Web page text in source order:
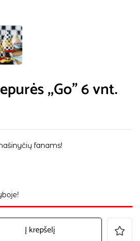
,,Go” 6 vnt.
fanams!
Į krepšelį